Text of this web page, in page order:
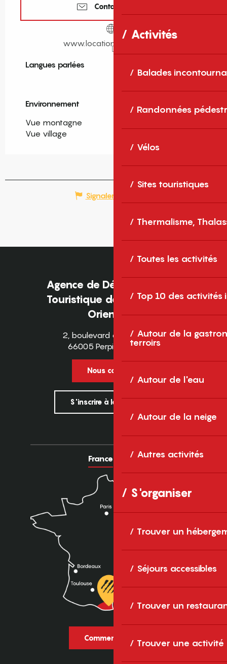
Activités
Balades
Randonnées
Vélos
Sites touristiques
Thermalisme,
Toutes les activités
Top 10 des activités
Autour de la
terroirs
Autour de l'eau
Autour de la neige
Autres activités
S'organiser
Trouver un
Séjours accessibles
Trouver un
Trouver une activité
Contactez-nous
www.locationcasanostra.fr
Langues parlées
Langues parlées
Environnement
Environnement
Vue montagne
Vue village
Signaler une erreur
Agence de Développement
Touristique des Pyrénées-
Orientales
2, boulevard des Pyrénées
66005 Perpignan Cedex
Nous contacter
S'inscrire à la newsletter
France Europe
Comment venir ?